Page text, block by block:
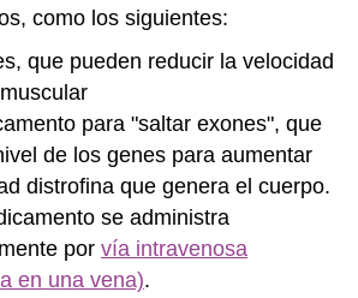
como los siguientes:
que pueden reducir la velocidad
para "saltar exones", que
de los genes para aumentar
distrofina que genera el cuerpo.
se administra
por vía intravenosa
en una vena).